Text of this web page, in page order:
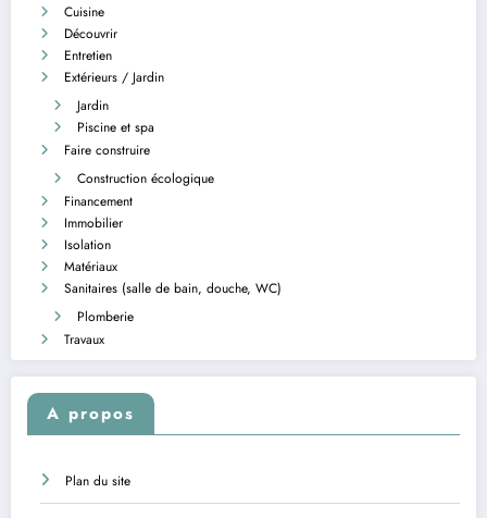
Cuisine
Découvrir
Entretien
Extérieurs / Jardin
Jardin
Piscine et spa
Faire construire
Construction écologique
Financement
Immobilier
Isolation
Matériaux
Sanitaires (salle de bain, douche, WC)
Plomberie
Travaux
A propos
Plan du site